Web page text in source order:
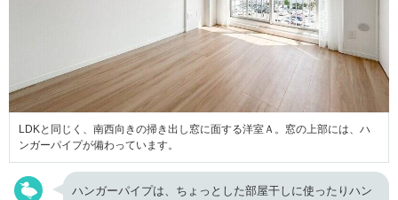
LDKと同じく、南西向きの掃き出し窓に面する洋室Ａ。窓の上部には、ハ
ンガーパイプが備わっています。
ハンガーパイプは、ちょっとした部屋干しに使ったりハン